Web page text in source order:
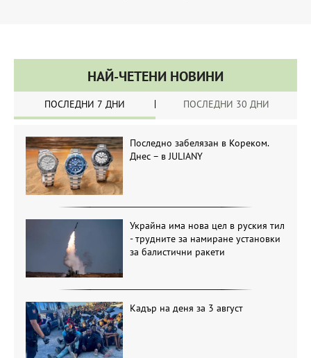
НАЙ-ЧЕТЕНИ НОВИНИ
ПОСЛЕДНИ 7 ДНИ ПОСЛЕДНИ 30 ДНИ
Последно забелязан в Кореком.
Днес – в JULIANY
Украйна има нова цел в руския тил
- трудните за намиране установки
за балистични ракети
Кадър на деня за 3 август